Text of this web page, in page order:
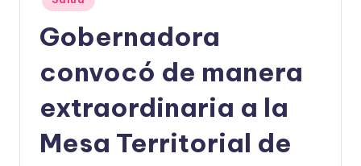
en
Gobernadora
convocó de manera
extraordinaria a la
Mesa Territorial de